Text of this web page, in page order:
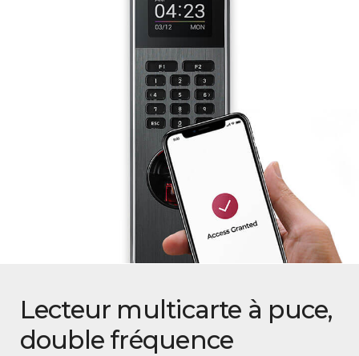
Lecteur multicarte à puce,
double fréquence